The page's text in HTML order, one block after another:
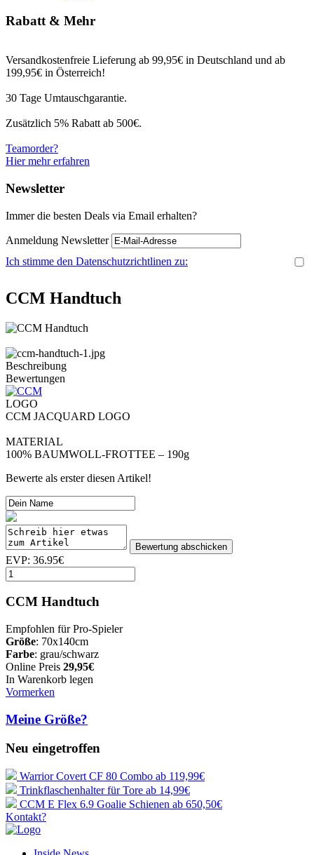
Rabatt & Mehr
Versandkostenfreie Lieferung ab 99,95€ in Deutschland und ab
199,95€ in Österreich!
30 Tage Umtauschgarantie.
Zusätzlich 5% Rabatt ab 500€.
Teamorder?
Hier mehr erfahren
Newsletter
Immer die besten Deals via Email erhalten?
Anmeldung Newsletter
Ich stimme den Datenschutzrichtlinen zu:
CCM Handtuch
Beschreibung
Bewertungen
LOGO
CCM JACQUARD LOGO
MATERIAL
100% BAUMWOLL-FROTTEE – 190g
Bewerte als erster diesen Artikel!
EVP: 36.95€
CCM Handtuch
Empfohlen für Pro-Spieler
Größe: 70x140cm
Farbe: grau/schwarz
Online Preis 29,95€
In Warenkorb legen
Vormerken
Meine Größe?
Neu eingetroffen
Warrior Covert CF 80 Combo ab 119,99€
Trinkflaschenhalter für Tore ab 14,99€
CCM E Flex 6.9 Goalie Schienen ab 650,50€
Kontakt?